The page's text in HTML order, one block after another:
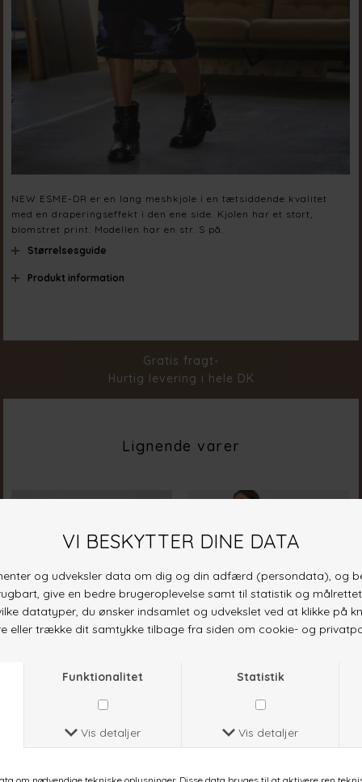
NEW ESME-DR er en lang meshkjole i en tætsiddende kvalitet
med en draperingseffekt i den ene side. Kjolen har et stort,
blomstret print. Modellen har en str. S på.
Størrelsesguide
Produkt information
Gratis fragt-
Hurtig levering i hele DK
Lignende varer
GISELA-DR43
BROWN FLOWER
GISELA-DR44
BIG FLOWER